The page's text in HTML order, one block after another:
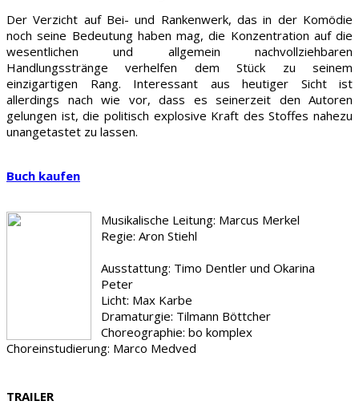
Der Verzicht auf Bei- und Rankenwerk, das in der Komödie
noch seine Bedeutung haben mag, die Konzentration auf die
wesentlichen und allgemein nachvollziehbaren
Handlungsstränge verhelfen dem Stück zu seinem
einzigartigen Rang. Interessant aus heutiger Sicht ist
allerdings nach wie vor, dass es seinerzeit den Autoren
gelungen ist, die politisch explosive Kraft des Stoffes nahezu
unangetastet zu lassen.
Buch kaufen
Musikalische Leitung: Marcus Merkel
Regie: Aron Stiehl
Ausstattung: Timo Dentler und Okarina
Peter
Licht: Max Karbe
Dramaturgie: Tilmann Böttcher
Choreographie: bo komplex
Choreinstudierung: Marco Medved
TRAILER